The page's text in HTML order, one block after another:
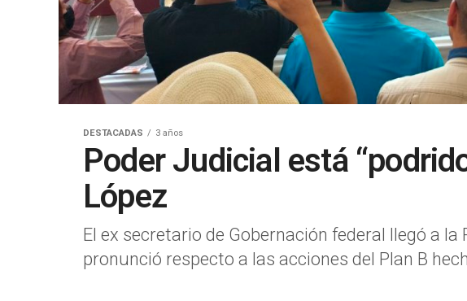
DESTACADAS 3 años
Poder Judicial está
López
El ex secretario de Gobernación federal llegó a la
pronunció respecto a las acciones del Plan B